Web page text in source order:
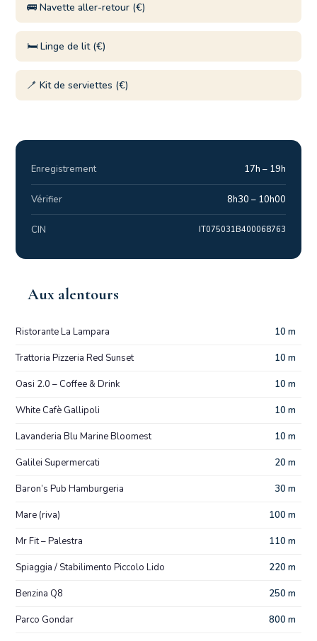
🚌 Navette aller-retour (€)
🛏️ Linge de lit (€)
🪥 Kit de serviettes (€)
Enregistrement 17h – 19h
Vérifier 8h30 – 10h00
CIN IT075031B400068763
Aux alentours
Ristorante La Lampara 10 m
Trattoria Pizzeria Red Sunset 10 m
Oasi 2.0 – Coffee & Drink 10 m
White Cafè Gallipoli 10 m
Lavanderia Blu Marine Bloomest 10 m
Galilei Supermercati 20 m
Baron’s Pub Hamburgeria 30 m
Mare (riva) 100 m
Mr Fit – Palestra 110 m
Spiaggia / Stabilimento Piccolo Lido 220 m
Benzina Q8 250 m
Parco Gondar 800 m